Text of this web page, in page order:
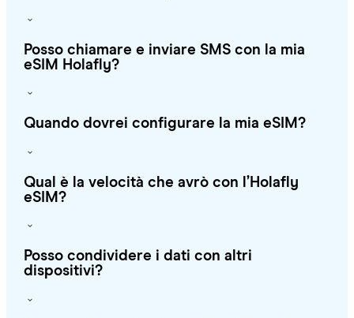
Posso chiamare e inviare SMS con la mia
eSIM Holafly?
Quando dovrei configurare la mia eSIM?
Qual è la velocità che avrò con l’Holafly
eSIM?
Posso condividere i dati con altri
dispositivi?